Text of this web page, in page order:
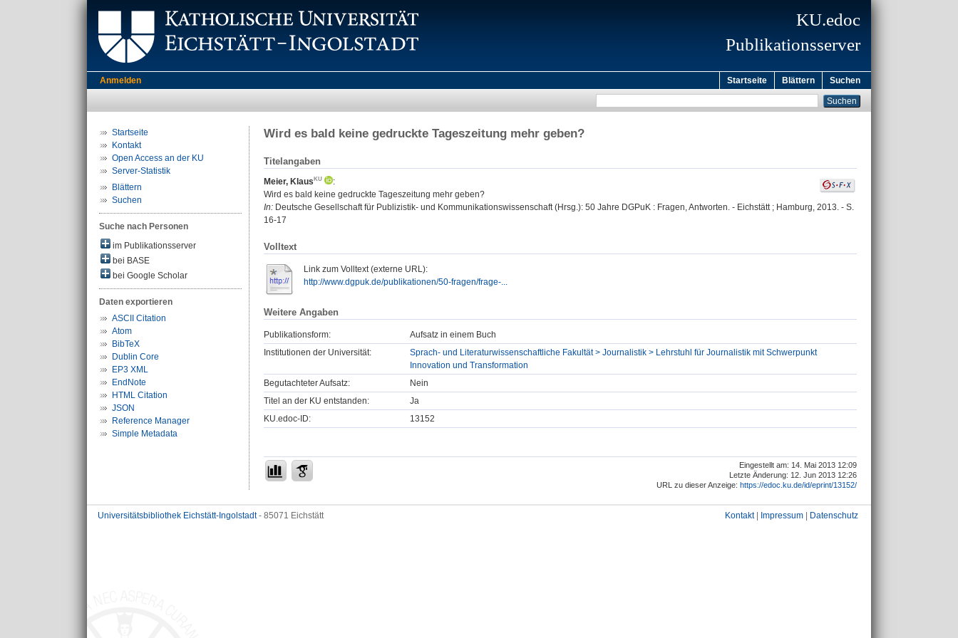
KU.edoc
Publikationsserver
Anmelden Startseite Blättern Suchen
Startseite
Kontakt
Open Access an der KU
Server-Statistik
Blättern
Suchen
Suche nach Personen
im Publikationsserver
bei BASE
bei Google Scholar
Daten exportieren
ASCII Citation
Atom
BibTeX
Dublin Core
EP3 XML
EndNote
HTML Citation
JSON
Reference Manager
Simple Metadata
Wird es bald keine gedruckte Tageszeitung mehr geben?
Titelangaben
Meier, Klaus
:
Wird es bald keine gedruckte Tageszeitung mehr geben?
In: Deutsche Gesellschaft für Publizistik- und Kommunikationswissenschaft (Hrsg.): 50 Jahre DGPuK : Fragen, Antworten. - Eichstätt ; Hamburg, 2013. - S.
16-17
Volltext
Link zum Volltext (externe URL):
http://www.dgpuk.de/publikationen/50-fragen/frage-...
Weitere Angaben
Publikationsform:
Aufsatz in einem Buch
Institutionen der Universität:
Sprach- und Literaturwissenschaftliche Fakultät > Journalistik > Lehrstuhl für Journalistik mit Schwerpunkt
Innovation und Transformation
Begutachteter Aufsatz:
Nein
Titel an der KU entstanden:
Ja
KU.edoc-ID:
13152
Eingestellt am: 14. Mai 2013 12:09
Letzte Änderung: 12. Jun 2013 12:26
URL zu dieser Anzeige: https://edoc.ku.de/id/eprint/13152/
Universitätsbibliothek Eichstätt-Ingolstadt- 85071 Eichstätt Kontakt| Impressum Datenschutz